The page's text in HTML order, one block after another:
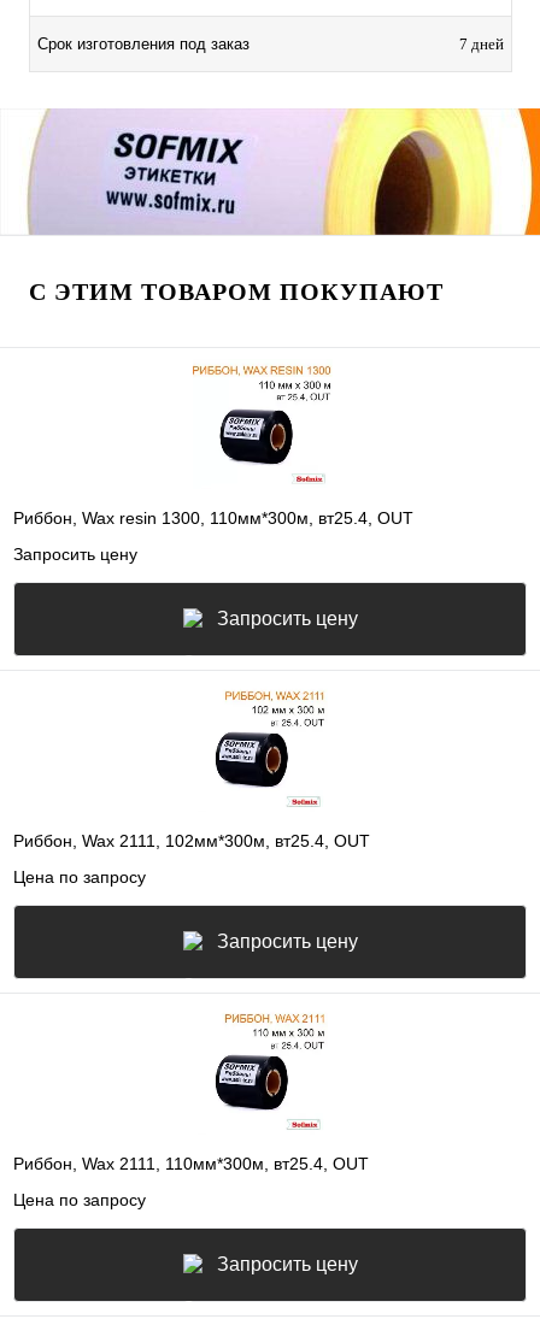
Срок изготовления под заказ 7 дней
С ЭТИМ ТОВАРОМ ПОКУПАЮТ
Риббон, Wax resin 1300, 110мм*300м, вт25.4, OUT
Запросить цену
Запросить цену
Риббон, Wax 2111, 102мм*300м, вт25.4, OUT
Цена по запросу
Запросить цену
Риббон, Wax 2111, 110мм*300м, вт25.4, OUT
Цена по запросу
Запросить цену